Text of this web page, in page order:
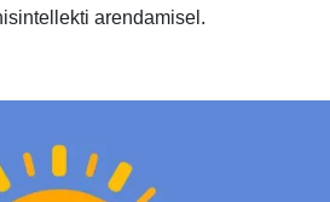
arendamisel.